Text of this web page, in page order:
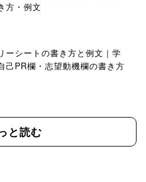
方・例文
ーシートの書き方と例文｜学
己PR欄・志望動機欄の書き方
と読む